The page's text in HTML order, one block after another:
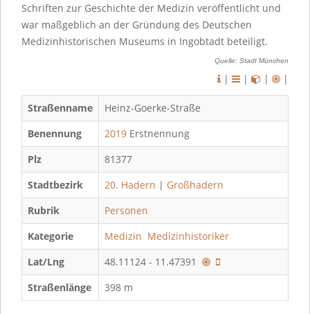
Schriften zur Geschichte der Medizin veröffentlicht und
war maßgeblich an der Gründung des Deutschen
Medizinhistorischen Museums in Ingobtadt beteiligt.
Quelle: Stadt München
| | | |
Straßenname
Heinz-Goerke-Straße
Benennung
2019 Erstnennung
Plz
81377
Stadtbezirk
20. Hadern | Großhadern
Rubrik
Personen
Kategorie
Medizin Medizinhistoriker
Lat/Lng
48.11124 - 11.47391
Straßenlänge
398 m